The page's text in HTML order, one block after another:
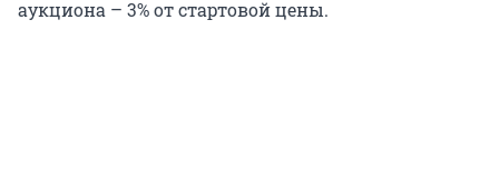
аукциона – 3% от стартовой цены.